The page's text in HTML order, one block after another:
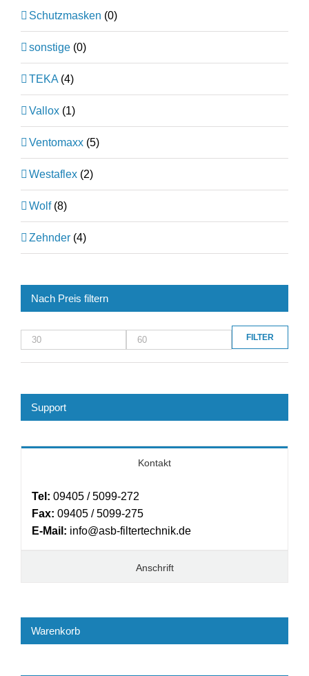
Schutzmasken (0)
sonstige (0)
TEKA (4)
Vallox (1)
Ventomaxx (5)
Westaflex (2)
Wolf (8)
Zehnder (4)
Nach Preis filtern
Min.
Preis
Max.
Preis
FILTER
Support
Kontakt
Tel: 09405 / 5099-272
Fax: 09405 / 5099-275
E-Mail: info@asb-filtertechnik.de
Anschrift
Warenkorb